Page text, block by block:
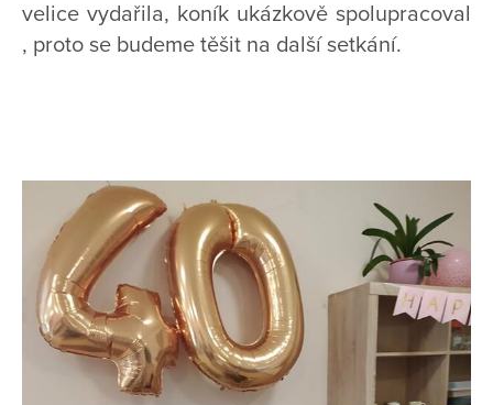
velice vydařila, koník ukázkově spolupracoval
, proto se budeme těšit na další setkání.